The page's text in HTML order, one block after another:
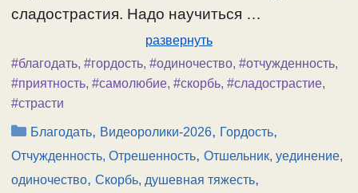
сладострастия. Надо научиться …
развернуть
#благодать, #гордость, #одиночество, #отчужденность,
#приятность, #самолюбие, #скорбь, #сладострастие,
#страсти
Рубрики
Благодать, Видеоролики-2026, Гордость,
Отчужденность, Отрешенность, Отшельник, уединение,
одиночество, Скорбь, душевная тяжесть,